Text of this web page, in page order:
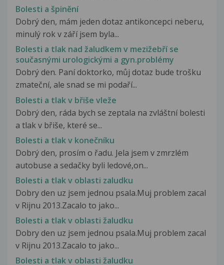
Bolesti a špinění
Dobrý den, mám jeden dotaz antikoncepci neberu,
minulý rok v září jsem byla...
Bolesti a tlak nad žaludkem v mezižebří se
současnými urologickými a gyn.problémy
Dobrý den. Paní doktorko, můj dotaz bude trošku
zmateční, ale snad se mi podaří...
Bolesti a tlak v břiše vleže
Dobrý den, ráda bych se zeptala na zvláštní bolesti
a tlak v břiše, které se...
Bolesti a tlak v konečníku
Dobrý den, prosím o řadu. Jela jsem v zmrzlém
autobuse a sedačky byli ledové,on...
Bolesti a tlak v oblasti zaludku
Dobry den uz jsem jednou psala.Muj problem zacal
v Rijnu 2013.Zacalo to jako...
Bolesti a tlak v oblasti žaludku
Dobry den uz jsem jednou psala.Muj problem zacal
v Rijnu 2013.Zacalo to jako...
Bolesti a tlak v oblasti žaludku